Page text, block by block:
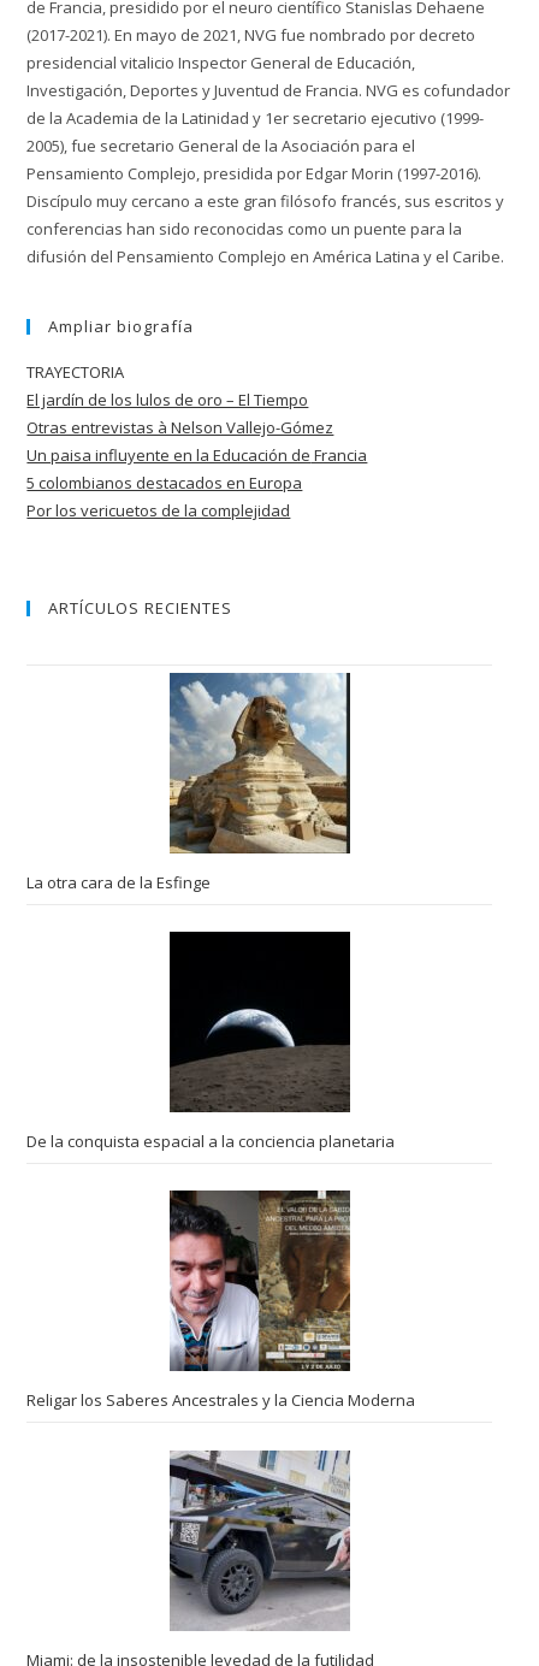
de Francia, presidido por el neuro científico Stanislas Dehaene
(2017-2021). En mayo de 2021, NVG fue nombrado por decreto
presidencial vitalicio Inspector General de Educación,
Investigación, Deportes y Juventud de Francia. NVG es cofundador
de la Academia de la Latinidad y 1er secretario ejecutivo (1999-
2005), fue secretario General de la Asociación para el
Pensamiento Complejo, presidida por Edgar Morin (1997-2016).
Discípulo muy cercano a este gran filósofo francés, sus escritos y
conferencias han sido reconocidas como un puente para la
difusión del Pensamiento Complejo en América Latina y el Caribe.
Ampliar biografía
TRAYECTORIA
El jardín de los lulos de oro – El Tiempo
Otras entrevistas à Nelson Vallejo-Gómez
Un paisa influyente en la Educación de Francia
5 colombianos destacados en Europa
Por los vericuetos de la complejidad
ARTÍCULOS RECIENTES
La otra cara de la Esfinge
De la conquista espacial a la conciencia planetaria
Religar los Saberes Ancestrales y la Ciencia Moderna
Miami: de la insostenible levedad de la futilidad